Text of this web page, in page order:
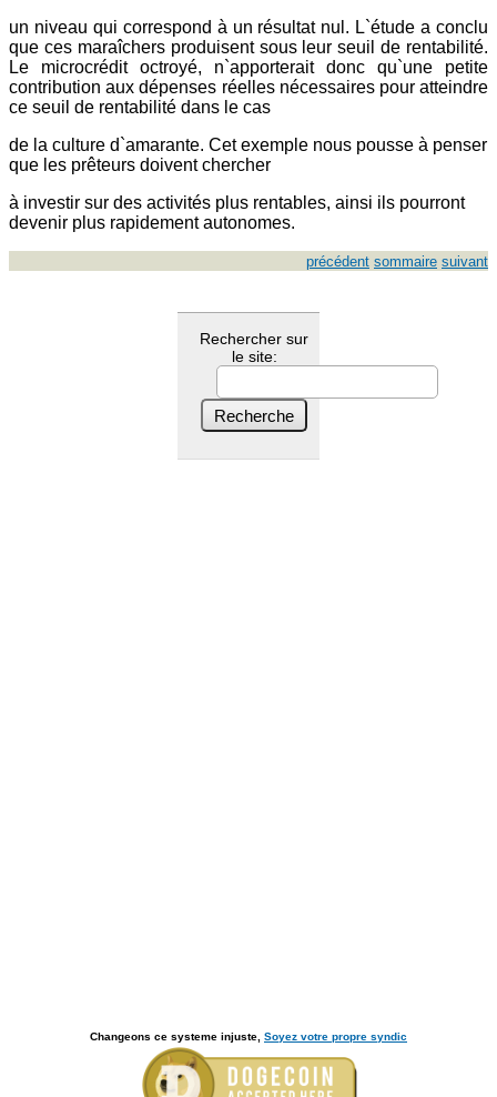
un niveau qui correspond à un résultat nul. L`étude a conclu
que ces maraîchers produisent sous leur seuil de rentabilité.
Le microcrédit octroyé, n`apporterait donc qu`une petite
contribution aux dépenses réelles nécessaires pour atteindre
ce seuil de rentabilité dans le cas
de la culture d`amarante. Cet exemple nous pousse à penser
que les prêteurs doivent chercher
à investir sur des activités plus rentables, ainsi ils pourront
devenir plus rapidement autonomes.
précédent sommaire suivant
Rechercher sur
le site:
Changeons ce systeme injuste, Soyez votre propre syndic